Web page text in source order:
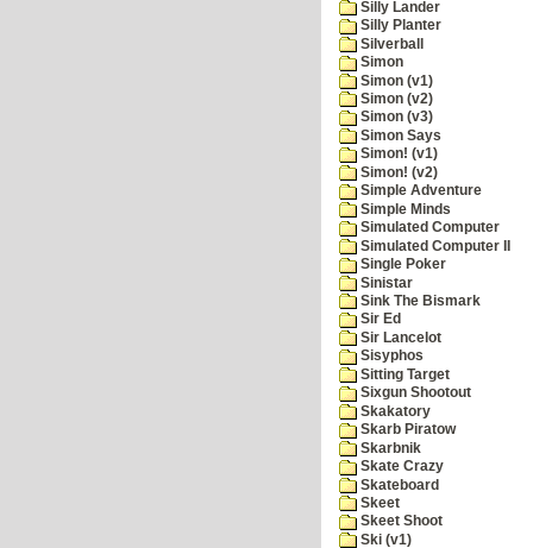
Silly Lander
Silly Planter
Silverball
Simon
Simon (v1)
Simon (v2)
Simon (v3)
Simon Says
Simon! (v1)
Simon! (v2)
Simple Adventure
Simple Minds
Simulated Computer
Simulated Computer II
Single Poker
Sinistar
Sink The Bismark
Sir Ed
Sir Lancelot
Sisyphos
Sitting Target
Sixgun Shootout
Skakatory
Skarb Piratow
Skarbnik
Skate Crazy
Skateboard
Skeet
Skeet Shoot
Ski (v1)